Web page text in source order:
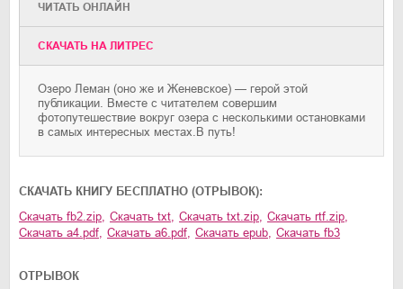
ЧИТАТЬ ОНЛАЙН
CКАЧАТЬ НА ЛИТРЕС
Озеро Леман (оно же и Женевское) — герой этой
публикации. Вместе с читателем совершим
фотопутешествие вокруг озера с несколькими остановками
в самых интересных местах.В путь!
CКАЧАТЬ КНИГУ БЕСПЛАТНО (ОТРЫВОК):
Скачать fb2.zip, Скачать txt, Скачать txt.zip, Скачать rtf.zip,
Скачать a4.pdf, Скачать a6.pdf, Скачать epub, Скачать fb3
ОТРЫВОК